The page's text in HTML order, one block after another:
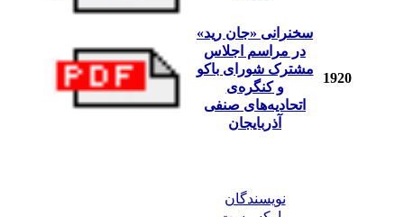
1920
سخنرانی «جان ريد»
در مراسم اجلاس
مشترک شورای باکو
و کنگره‌ی
اتحاديه‌های صنفی
آذربايجان
نويسندگان